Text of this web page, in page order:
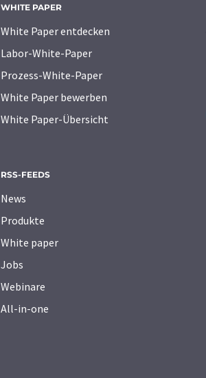
WHITE PAPER
White Paper entdecken
Labor-White-Paper
Prozess-White-Paper
White Paper bewerben
White Paper-Übersicht
RSS-FEEDS
News
Produkte
White paper
Jobs
Webinare
All-in-one